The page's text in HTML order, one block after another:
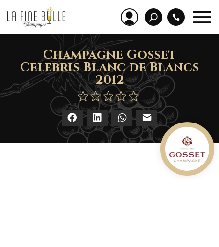
Champagne Gosset
Celebris Blanc de Blancs
2012
Facebook LinkedIn WhatsApp E-mail